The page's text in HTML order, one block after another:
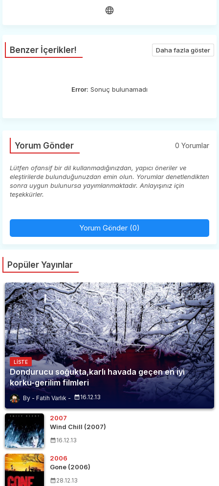
Benzer İçerikler! Daha fazla göster
Error: Sonuç bulunamadı
Yorum Gönder 0 Yorumlar
Lütfen ofansif bir dil kullanmadığınızdan, yapıcı öneriler ve
eleştirilerde bulunduğunuzdan emin olun. Yorumlar denetlendikten
sonra uygun bulunursa yayımlanmaktadır. Anlayışınız için
teşekkürler.
Yorum Gönder (0)
Popüler Yayınlar
LISTE
Dondurucu soğukta,karlı havada geçen en iyi
korku-gerilim filmleri
Fatih Varlık 16.12.13
2007
Wind Chill (2007)
16.12.13
2006
Gone (2006)
28.12.13